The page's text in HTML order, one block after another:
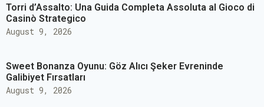
Torri d’Assalto: Una Guida Completa Assoluta al Gioco di
Casinò Strategico
August 9, 2026
Sweet Bonanza Oyunu: Göz Alıcı Şeker Evreninde
Galibiyet Fırsatları
August 9, 2026